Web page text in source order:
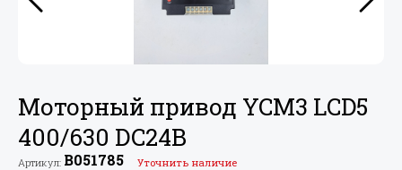
Моторный привод YCM3 LCD5
400/630 DC24В
Артикул: B051785 Уточнить наличие